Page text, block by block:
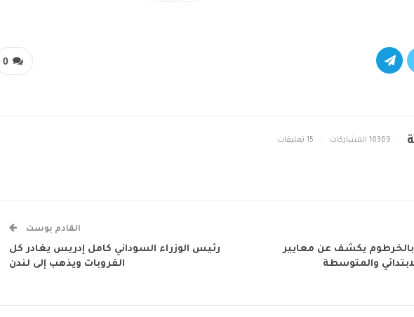
0
16369 المشاركات 15 تعليقات
بالخرطوم يكشف عن معايير
والمتوسطة
القادم بوست
رئيس الوزراء السوداني كامل إدريس يغادر كل
القروبات ويذهب إلى لندن